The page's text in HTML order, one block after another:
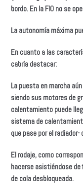
bordo. En la FIO no se
La autonomía máxima
En cuanto a las
cabría destacar:
La puesta en marcha
siendo sus motores de
calentamiento puede
sistema de
que pase por el radiador-
El rodaje, como
hacerse asistiéndose
de cola desbloqueada.